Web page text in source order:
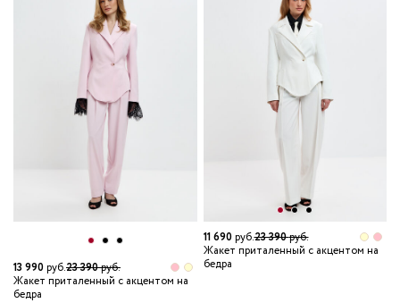
13 990руб.23 390руб.
Жакет приталенный с акцентом на
бедра
11 690руб.23 390руб.
Жакет приталенный с акцентом на
бедра